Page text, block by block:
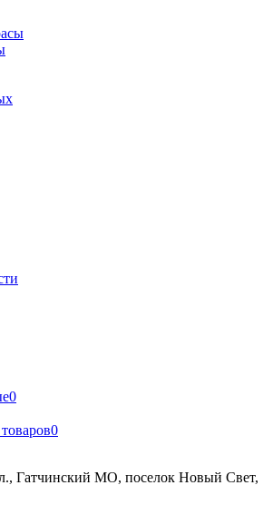
0
0
Гатчинский МО, поселок Новый Свет,